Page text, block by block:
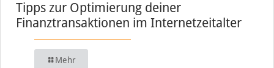
Tipps zur Optimierung deiner
Finanztransaktionen im Internetzeitalter
Mehr